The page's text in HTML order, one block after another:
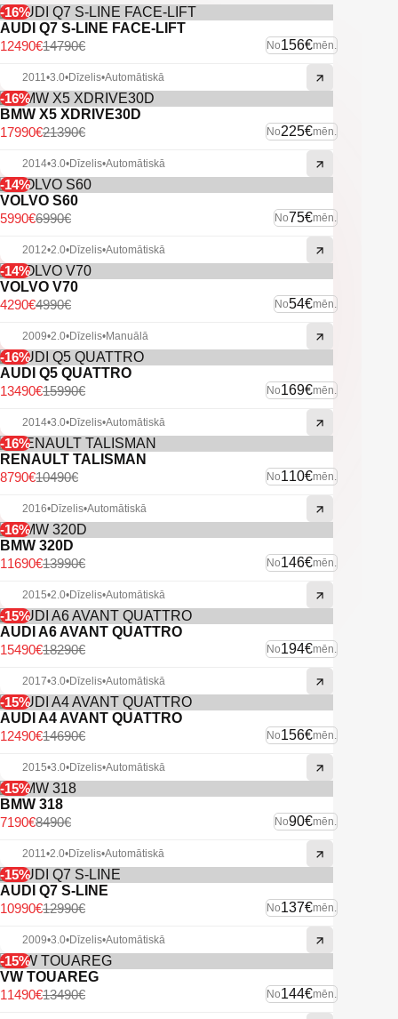
Apsildāma multistūre.
Opel multimedia/navigācija ar bluetooth savienojamību.
"Apple CarPlay" un "Android Auto" atbalsts.
Priekšējie un aizmugurējie parkošanās sensori.
Automātiskās tuvās gaismas.
Xenon lukturi.
Miglas lukturi.
U.C. ekstras.
-16%
AUDI Q7 S-LINE FACE-LIFT
No156€mēn.
14790€
12490€
2011•3.0•Dīzelis•Automātiskā
-16%
BMW X5 XDRIVE30D
No225€mēn.
21390€
17990€
2014•3.0•Dīzelis•Automātiskā
-14%
VOLVO S60
No75€mēn.
6990€
5990€
2012•2.0•Dīzelis•Automātiskā
-14%
VOLVO V70
No54€mēn.
4990€
4290€
2009•2.0•Dīzelis•Manuālā
-16%
AUDI Q5 QUATTRO
No169€mēn.
15990€
13490€
2014•3.0•Dīzelis•Automātiskā
-16%
RENAULT TALISMAN
No110€mēn.
10490€
8790€
2016•Dīzelis•Automātiskā
-16%
BMW 320D
No146€mēn.
13990€
11690€
2015•2.0•Dīzelis•Automātiskā
-15%
AUDI A6 AVANT QUATTRO
No194€mēn.
18290€
15490€
2017•3.0•Dīzelis•Automātiskā
-15%
AUDI A4 AVANT QUATTRO
No156€mēn.
14690€
12490€
2015•3.0•Dīzelis•Automātiskā
-15%
BMW 318
No90€mēn.
8490€
7190€
2011•2.0•Dīzelis•Automātiskā
-15%
AUDI Q7 S-LINE
No137€mēn.
12990€
10990€
2009•3.0•Dīzelis•Automātiskā
-15%
VW TOUAREG
No144€mēn.
13490€
11490€